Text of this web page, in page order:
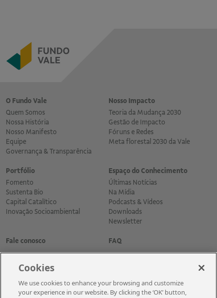
O Fundo Vale
Quem Somos
Nossa História
Nosso Manifesto
Equipe
Governança & Transparência
Nosso Impacto
Teoria da Mudança 2030
Gestão de Impacto
Fóruns e Redes
Meta florestal 2030 da Vale
Portfólio
Fomento
Sustenta Bio
Capital Catalítico
Inovação Socioambiental
Espaço do Conhecimento
Últimas Notícias
Na Mídia
Podcasts & Vídeos
Downloads
Newsletter
Fale conosco FAQ
Cookies
We use cookies to enhance your browsing and customize
your experience in our website. By clicking the ‘OK’ button,